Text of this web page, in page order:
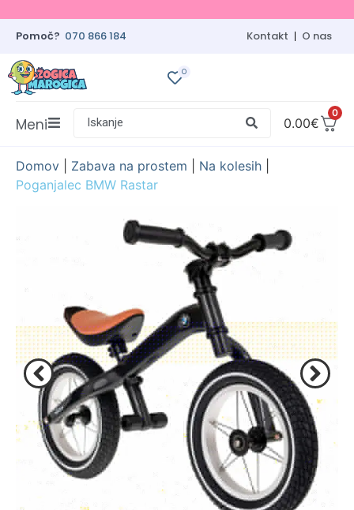
Pomoč? 070 866 184 Kontakt O nas
0
0
0.00€
Iskanje
Meni
Domov Zabava na prostem Na kolesih
Poganjalec BMW Rastar